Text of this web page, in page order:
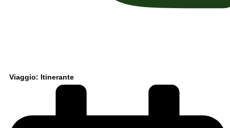
Viaggio: Itinerante